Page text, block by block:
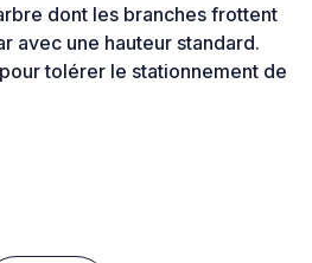
dont les branches frottent
avec une hauteur standard.
tolérer le stationnement de